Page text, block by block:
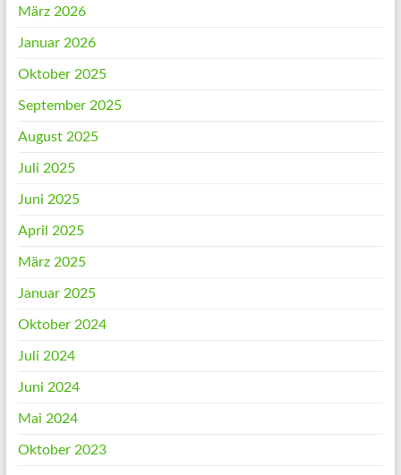
März 2026
Januar 2026
Oktober 2025
September 2025
August 2025
Juli 2025
Juni 2025
April 2025
März 2025
Januar 2025
Oktober 2024
Juli 2024
Juni 2024
Mai 2024
Oktober 2023